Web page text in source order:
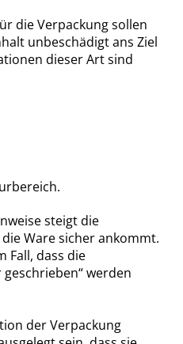
die Verpackung sollen
unbeschädigt ans Ziel
dieser Art sind
steigt die
Ware sicher ankommt.
Fall, dass die
werden
der Verpackung